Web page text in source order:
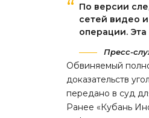
По версии
сетей видео
операции.
Пресс-
Обвиняемый
доказательств
передано в суд
Ранее «Кубань